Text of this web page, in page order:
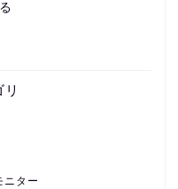
ニター